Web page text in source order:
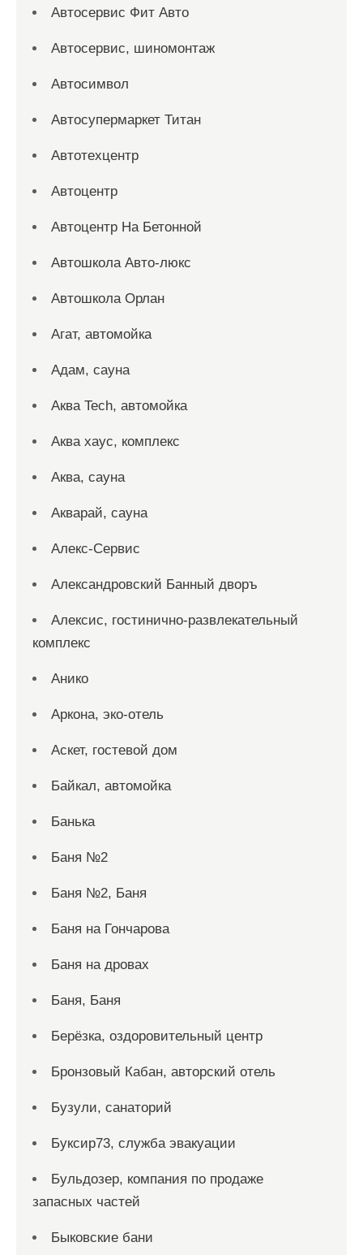
Автосервис Фит Авто
Автосервис, шиномонтаж
Автосимвол
Автосупермаркет Титан
Автотехцентр
Автоцентр
Автоцентр На Бетонной
Автошкола Авто-люкс
Автошкола Орлан
Агат, автомойка
Адам, сауна
Аква Tech, автомойка
Аква хаус, комплекс
Аква, сауна
Акварай, сауна
Алекс-Сервис
Александровский Банный дворъ
Алексис, гостинично-развлекательный
комплекс
Анико
Аркона, эко-отель
Аскет, гостевой дом
Байкал, автомойка
Банька
Баня №2
Баня №2, Баня
Баня на Гончарова
Баня на дровах
Баня, Баня
Берёзка, оздоровительный центр
Бронзовый Кабан, авторский отель
Бузули, санаторий
Буксир73, служба эвакуации
Бульдозер, компания по продаже
запасных частей
Быковские бани